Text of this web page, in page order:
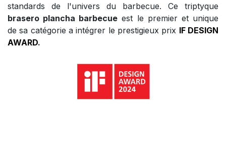
standards de l'univers du barbecue. Ce triptyque
brasero plancha barbecue est le premier et unique
de sa catégorie a intégrer le prestigieux prix IF DESIGN
AWARD.